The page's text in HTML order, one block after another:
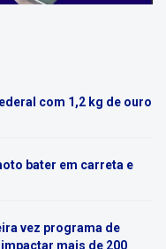
com 1,2 kg de ouro
bater em carreta e
vez programa de
mais de 200